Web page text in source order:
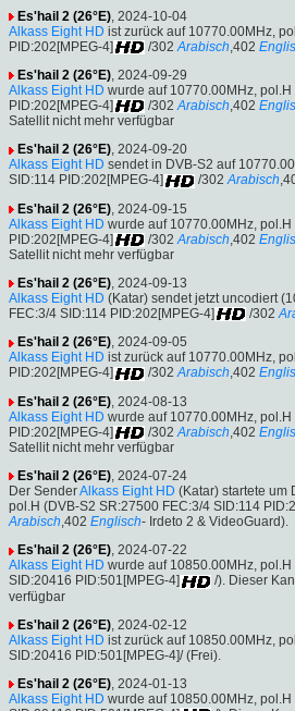
Es'hail 2 (26°E) , 2024-10-04
Alkass Eight HD ist zurück auf 10770.00MHz,
PID:202[MPEG-4]
/302 Arabisch ,402
Es'hail 2 (26°E), 2024-09-29
Alkass Eight HD wurde auf 10770.00MHz,
PID:202[MPEG-4]
/302 Arabisch,402
Satellit nicht mehr verfügbar
Es'hail 2 (26°E), 2024-09-20
Alkass Eight HD sendet in DVB-S2 auf
SID:114 PID:202[MPEG-4]
/302 Arabisch
Es'hail 2 (26°E) , 2024-09-15
Alkass Eight HD wurde auf 10770.00MHz,
PID:202[MPEG-4]
/302 Arabisch ,402
Satellit nicht mehr verfügbar
Es'hail 2 (26°E), 2024-09-13
Alkass Eight HD (Katar) sendet jetzt uncodiert
FEC:3/4 SID:114 PID:202[MPEG-4]
/302
Es'hail 2 (26°E), 2024-09-05
Alkass Eight HD ist zurück auf 10770.00MHz,
PID:202[MPEG-4]
/302 Arabisch,402
Es'hail 2 (26°E) , 2024-08-13
Alkass Eight HD wurde auf 10770.00MHz,
PID:202[MPEG-4]
/302 Arabisch ,402
Satellit nicht mehr verfügbar
Es'hail 2 (26°E), 2024-07-24
Der SenderAlkass Eight HD (Katar) startete um
pol.H (DVB-S2 SR:27500 FEC:3/4 SID:114
Arabisch,402 Englisch- Irdeto 2 & VideoGuard).
Es'hail 2 (26°E), 2024-07-22
Alkass Eight HD wurde auf 10850.00MHz,
SID:20416 PID:501[MPEG-4]
/). Dieser
verfügbar
Es'hail 2 (26°E) , 2024-02-12
Alkass Eight HD ist zurück auf 10850.00MHz,
SID:20416 PID:501[MPEG-4]/ (Frei).
Es'hail 2 (26°E) , 2024-01-13
Alkass Eight HD wurde auf 10850.00MHz,